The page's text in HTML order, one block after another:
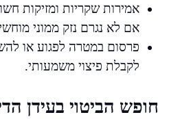
אמירות שקריות ומזיקות
אם לא נגרם נזק ממוני
פרסום במטרה לפגוע או
לקבלת פיצוי משמעותי.
חופש הביטוי בעידן